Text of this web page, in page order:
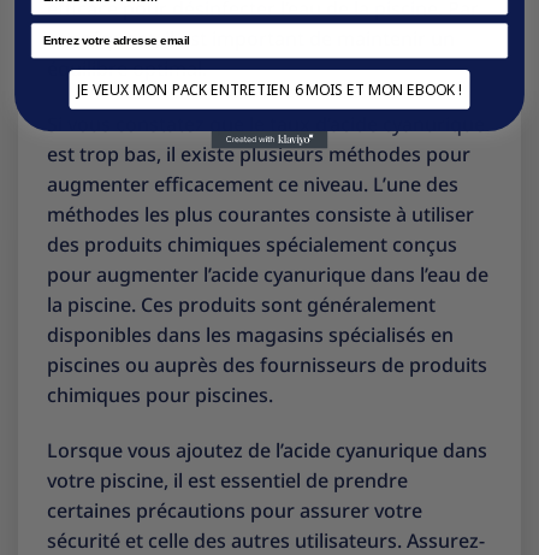
efficace pour désinfecter l’eau de la piscine. Par
conséquent, il est important de maintenir un
équilibre optimal.
est trop bas, il existe plusieurs méthodes pour
augmenter efficacement ce niveau. L’une des
méthodes les plus courantes consiste à utiliser
des produits chimiques spécialement conçus
pour augmenter l’acide cyanurique dans l’eau de
la piscine. Ces produits sont généralement
disponibles dans les magasins spécialisés en
piscines ou auprès des fournisseurs de produits
chimiques pour piscines.
Lorsque vous ajoutez de l’acide cyanurique dans
votre piscine, il est essentiel de prendre
certaines précautions pour assurer votre
sécurité et celle des autres utilisateurs. Assurez-
Email
JE VEUX MON PACK ENTRETIEN 6 MOIS ET MON EBOOK !